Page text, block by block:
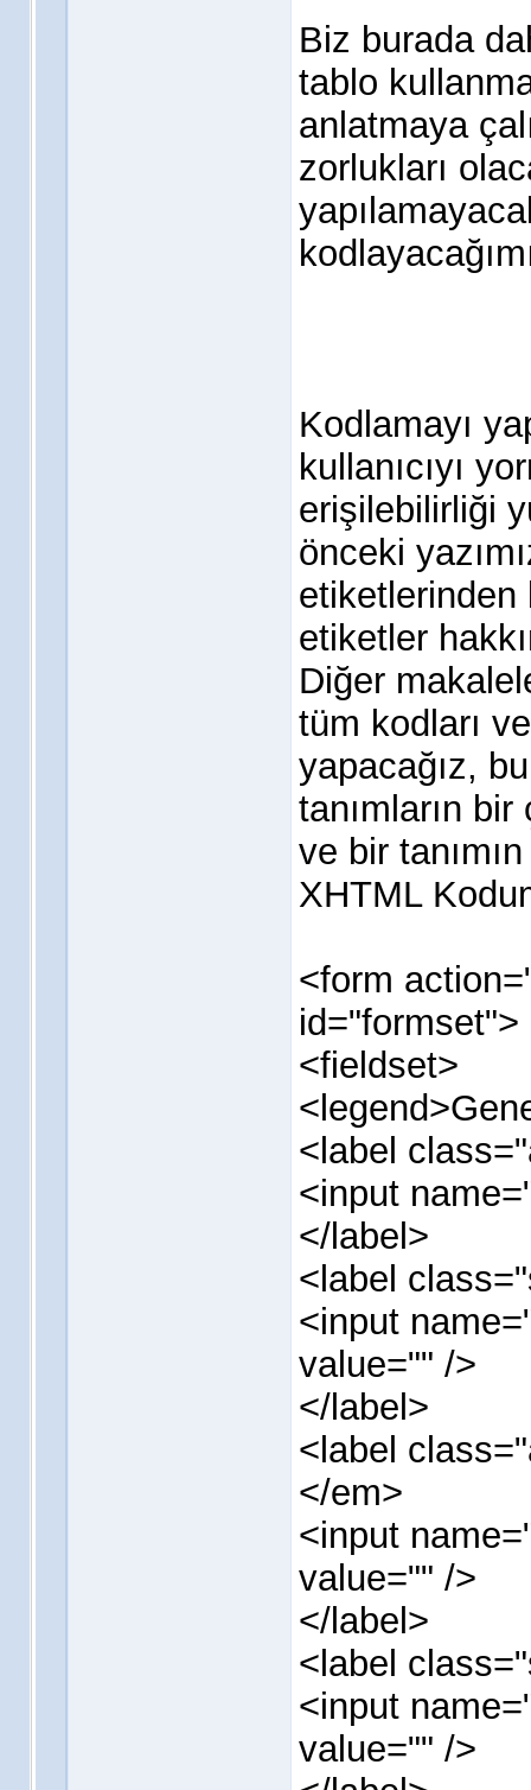
Biz burada
tablo
anlatmaya
zorlukları
Kodlamayı
kullanıcıyı
erişilebilirliği
önceki
etiketlerinden
etiketler
Diğer
tüm kodları
yapacağız,
tanımların
ve bir
XHTML
<form
id="formset">
<fieldset>
<label
<input
</label>
<label
<input
value="" />
</label>
<label
</em>
<input
value="" />
</label>
<label
<input
value="" />